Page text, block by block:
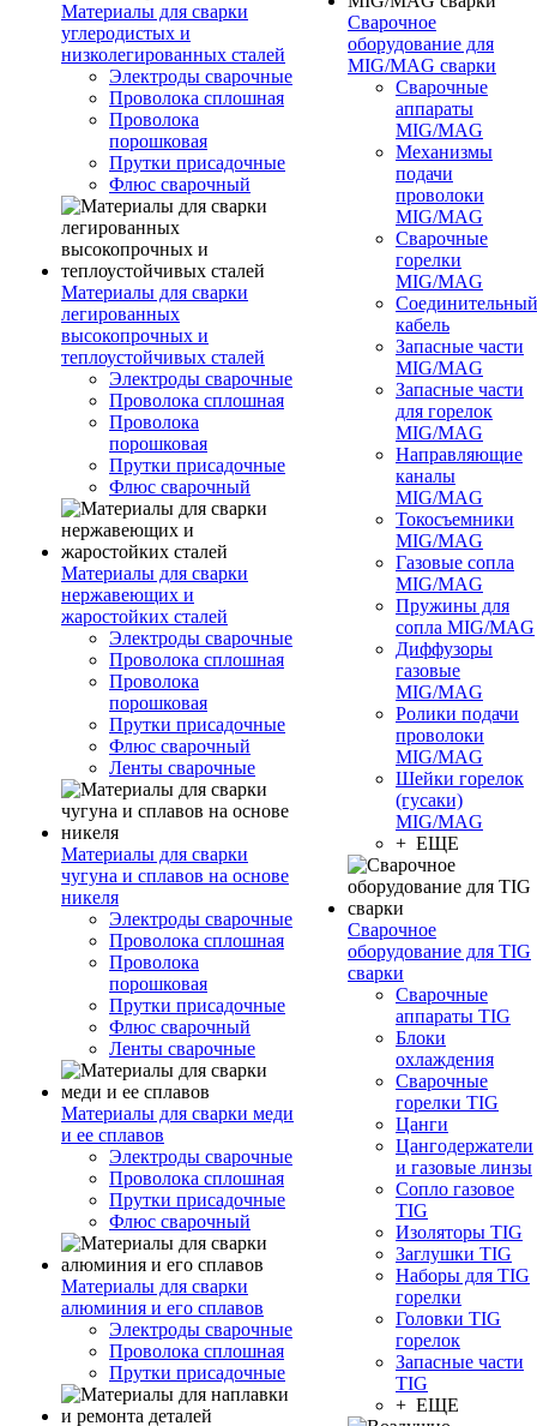
Материалы для сварки
углеродистых и
низколегированных сталей
Электроды сварочные
Проволока сплошная
Проволока
порошковая
Прутки присадочные
Флюс сварочный
Материалы для сварки
легированных
высокопрочных и
теплоустойчивых сталей
Электроды сварочные
Проволока сплошная
Проволока
порошковая
Прутки присадочные
Флюс сварочный
Материалы для сварки
нержавеющих и
жаростойких сталей
Электроды сварочные
Проволока сплошная
Проволока
порошковая
Прутки присадочные
Флюс сварочный
Ленты сварочные
Материалы для сварки
чугуна и сплавов на основе
никеля
Электроды сварочные
Проволока сплошная
Проволока
порошковая
Прутки присадочные
Флюс сварочный
Ленты сварочные
Материалы для сварки меди
и ее сплавов
Электроды сварочные
Проволока сплошная
Прутки присадочные
Флюс сварочный
Материалы для сварки
алюминия и его сплавов
Электроды сварочные
Проволока сплошная
Прутки присадочные
Сварочное
оборудование для
MIG/MAG сварки
Сварочные
аппараты
MIG/MAG
Механизмы
подачи
проволоки
MIG/MAG
Сварочные
горелки
MIG/MAG
Соединительный
кабель
Запасные части
MIG/MAG
Запасные части
для горелок
MIG/MAG
Направляющие
каналы
MIG/MAG
Токосъемники
MIG/MAG
Газовые сопла
MIG/MAG
Пружины для
сопла MIG/MAG
Диффузоры
газовые
MIG/MAG
Ролики подачи
проволоки
MIG/MAG
Шейки горелок
(гусаки)
MIG/MAG
+ ЕЩЕ
Сварочное
оборудование для TIG
сварки
Сварочные
аппараты TIG
Блоки
охлаждения
Сварочные
горелки TIG
Цанги
Цангодержатели
и газовые линзы
Сопло газовое
TIG
Изоляторы TIG
Заглушки TIG
Наборы для TIG
горелки
Головки TIG
горелок
Запасные части
TIG
+ ЕЩЕ